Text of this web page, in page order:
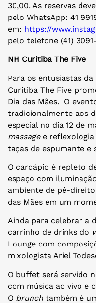
30,00. As reservas
pelo WhatsApp: 41
em: https://
pelo telefone (41)
NH Curitiba The Five
Para os entusiastas
Curitiba The Five
Dia das Mães. O
tradicionalmente aos
especial no dia 12 de
massagee reflexologia
taças de espumante e
O cardápio é repleto
espaço com
ambiente de pé-
das Mães em um
Ainda para celebrar a
carrinho de drinks do
Lounge com
mixologista Ariel
O buffet será servido
com música ao vivo e
O brunch também é